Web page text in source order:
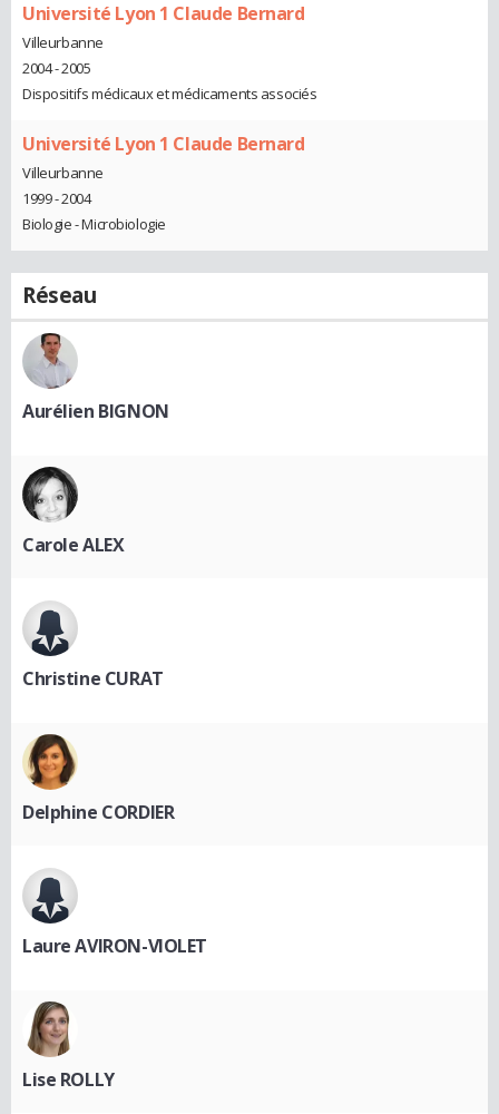
Université Lyon 1 Claude Bernard
Villeurbanne
2004 - 2005
Dispositifs médicaux et médicaments associés
Université Lyon 1 Claude Bernard
Villeurbanne
1999 - 2004
Biologie - Microbiologie
Réseau
Aurélien BIGNON
Carole ALEX
Christine CURAT
Delphine CORDIER
Laure AVIRON-VIOLET
Lise ROLLY